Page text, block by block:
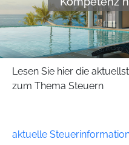
Lesen Sie hier die
zum Thema Steuern
aktuelle